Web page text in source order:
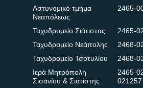
Αστυνομικό τμήμα
Νεαπόλεως
2465-
Ταχυδρομείο Σιάτιστας
2465-
Ταχυδρομείο Νεάπολης
2468-
Ταχυδρομείο Τσοτυλίου
2468-
Ιερά Μητρόπολη
Σισανίου & Σιατίστης
2465-
021257